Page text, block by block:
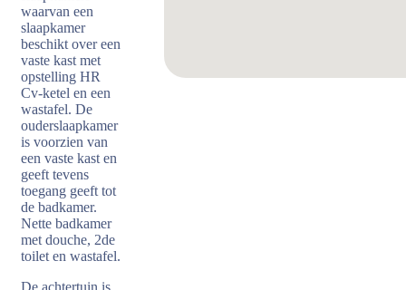
waarvan een
slaapkamer
beschikt over een
vaste kast met
opstelling HR
Cv-ketel en een
wastafel. De
ouderslaapkamer
is voorzien van
een vaste kast en
geeft tevens
toegang geeft tot
de badkamer.
Nette badkamer
met douche, 2de
toilet en wastafel.
De achtertuin is